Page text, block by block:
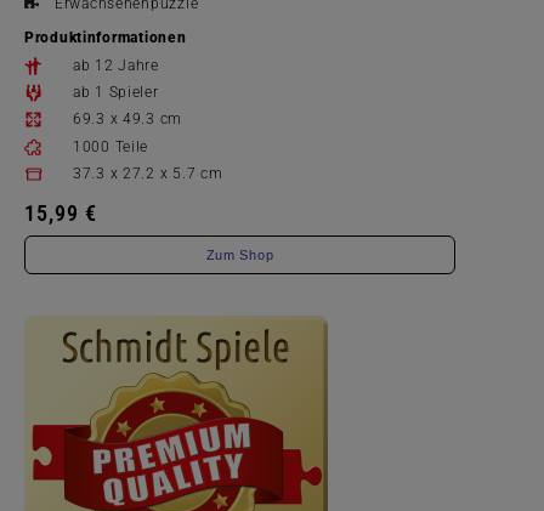
Erwachsenenpuzzle
Produktinformationen
ab 12 Jahre
ab 1 Spieler
69.3 x 49.3 cm
1000 Teile
37.3 x 27.2 x 5.7 cm
15,99 €
Zum Shop